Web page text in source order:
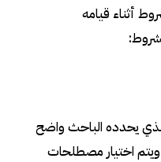
أثناء قيامه
:
يحدده الباحث واضح
اختيار مصطلحات